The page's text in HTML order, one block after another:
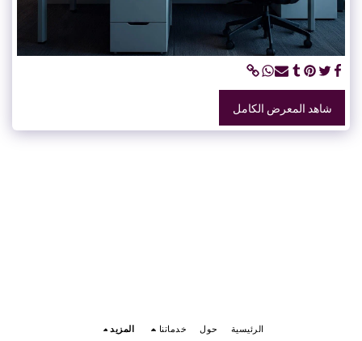
شاهد المعرض الكامل
الرئيسية حول خدماتنا المزيد